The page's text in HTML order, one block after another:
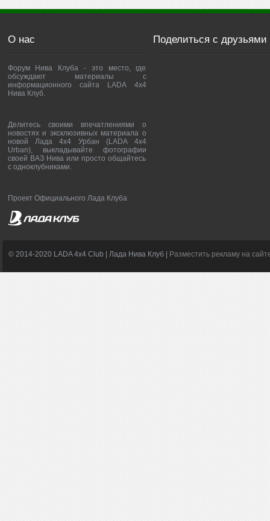
О нас
Форум Нива Клуба - это место, где
обсуждают материалы с
информационного сайта LADA 4x4
Нива Клуб.
Делитесь своими впечатлениями о
новостях и эксклюзивных материала о
новой Лада 4х4 Урбан (LADA 4x4
Urban), выкладывайте фотографии
своей ВАЗ Нива или просто общайтесь
с одноклубниками.
Проект Официального Лада Клуба
Поделиться с друзьями
© 2014-2020 LADA 4x4 Club | Лада Нива Клуб | Разместить рекламу на